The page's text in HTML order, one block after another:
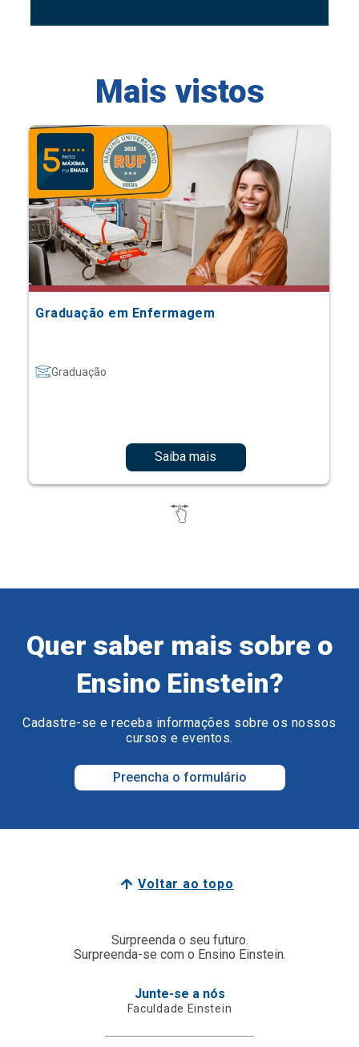
Mais vistos
Graduação em Enfermagem
Graduação
Saiba mais
Quer saber mais sobre o
Ensino Einstein?
Cadastre-se e receba informações sobre os nossos
cursos e eventos.
Preencha o formulário
Voltar ao topo
Surpreenda o seu futuro.
Surpreenda-se com o Ensino Einstein.
Junte-se a nós
Faculdade Einstein